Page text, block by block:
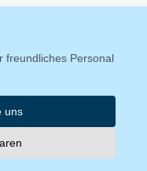
freundliches Personal
uns